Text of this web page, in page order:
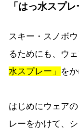
「はっ水スプ
スキー・スノボ
るためにも、ウ
水スプレー」 を
はじめにウェア
レーをかけて、